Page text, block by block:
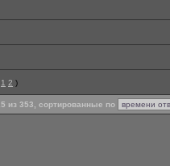
1 2 )
из 353, сортированные по